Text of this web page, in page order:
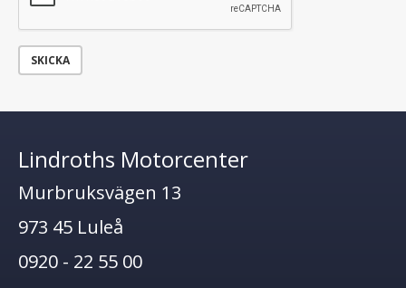
SKICKA
Lindroths Motorcenter
Murbruksvägen 13
973 45 Luleå
0920 - 22 55 00